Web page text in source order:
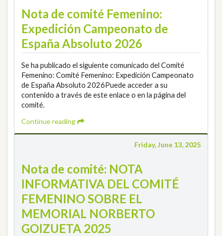
Nota de comité Femenino:
Expedición Campeonato de
España Absoluto 2026
Se ha publicado el siguiente comunicado del Comité
Femenino: Comité Femenino: Expedición Campeonato
de España Absoluto 2026Puede acceder a su
contenido a través de este enlace o en la página del
comité.
Continue reading
Friday, June 13, 2025
Nota de comité: NOTA
INFORMATIVA DEL COMITÉ
FEMENINO SOBRE EL
MEMORIAL NORBERTO
GOIZUETA 2025